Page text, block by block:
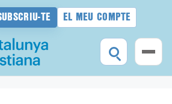
TE EL MEU COMPTE